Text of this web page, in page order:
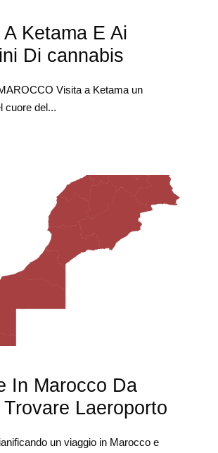
Ketama E Ai
Di cannabis
Visita a Ketama un
cuore del...
In Marocco Da
Laeroporto
un viaggio in Marocco e